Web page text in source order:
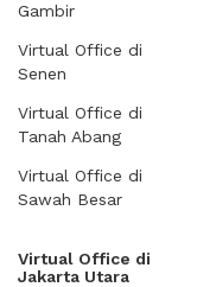
Gambir
Virtual Office di
Senen
Virtual Office di
Tanah Abang
Virtual Office di
Sawah Besar
Virtual Office di
Jakarta Utara